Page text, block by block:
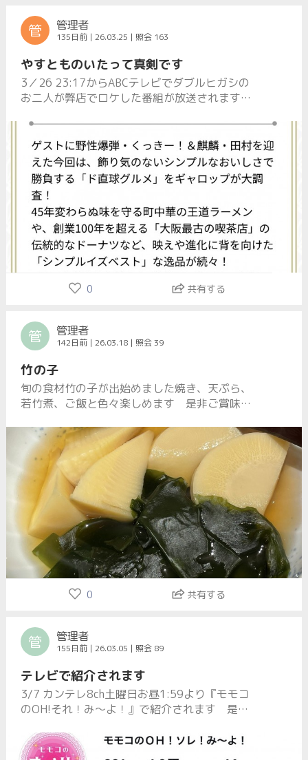
管 管理者
135日前 | 26.03.25 | 照会 163
やすとものいたって真剣です
3／26 23:17からABCテレビでダブルヒガシの
お二人が弊店でロケした番組が放送されます是
0 共有する
管 管理者
142日前 | 26.03.18 | 照会 39
竹の子
旬の食材竹の子が出始めました焼き、天ぷら、
若竹煮、ご飯と色々楽しめます 是非ご賞味下
0 共有する
管 管理者
155日前 | 26.03.05 | 照会 89
テレビで紹介されます
3/7 カンテレ8ch土曜日お昼1:59より『モモコ
のOH!それ！み〜よ！』で紹介されます 是非